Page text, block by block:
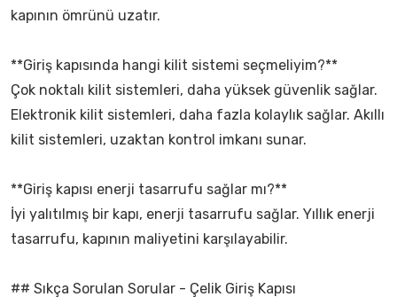
kapının ömrünü uzatır.
**Giriş kapısında hangi kilit sistemi seçmeliyim?**
Çok noktalı kilit sistemleri, daha yüksek güvenlik sağlar.
Elektronik kilit sistemleri, daha fazla kolaylık sağlar. Akıllı
kilit sistemleri, uzaktan kontrol imkanı sunar.
**Giriş kapısı enerji tasarrufu sağlar mı?**
İyi yalıtılmış bir kapı, enerji tasarrufu sağlar. Yıllık enerji
tasarrufu, kapının maliyetini karşılayabilir.
## Sıkça Sorulan Sorular - Çelik Giriş Kapısı